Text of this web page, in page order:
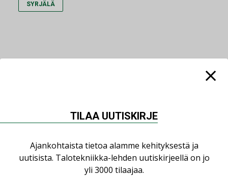
SYRJÄLÄ
07.08.2026
nopeasti kasvaneen
yrityksen
TILAA UUTISKIRJE
Ajankohtaista tietoa alamme kehityksestä ja
uutisista. Talotekniikka-lehden uutiskirjeellä on jo
yli 3000 tilaajaa.